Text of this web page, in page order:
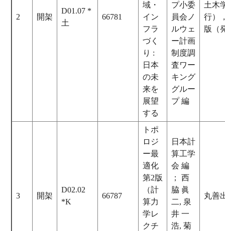
2 開架
D01.07 *
土
66781
域・
イン
フラ
づく
り :
日本
の未
来を
展望
する
プ小委
員会ノ
ルウェ
ー計画
制度調
査ワー
キング
グルー
プ 編
土木
行）
版（
3 開架
D02.02
*K
66787
トポ
ロジ
ー最
適化
第2版
（計
算力
学レ
クチ
日本計
算工学
会 編
； 西
脇 眞
二, 泉
井 一
浩, 菊
丸善